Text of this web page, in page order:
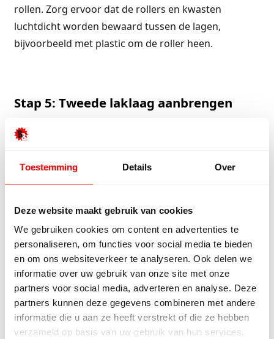
Toestemming Details Over
Deze website maakt gebruik van cookies
We gebruiken cookies om content en advertenties te
personaliseren, om functies voor social media te bieden
en om ons websiteverkeer te analyseren. Ook delen we
informatie over uw gebruik van onze site met onze
partners voor social media, adverteren en analyse. Deze
partners kunnen deze gegevens combineren met andere
informatie die u aan ze heeft verstrekt of die ze hebben
verzameld op basis van uw gebruik van hun services.
rollen. Zorg ervoor dat de rollers en kwasten
luchtdicht worden bewaard tussen de lagen,
bijvoorbeeld met plastic om de roller heen.
Stap 5: Tweede laklaag aanbrengen
Bij het aanbrengen van de tweede laklaag herhaal je
de stappen van de eerste laklaag (Stap 4).
deze tweede laag bij voorkeur ’s avonds aan, binnen
PU 7310 lak
Lak-emmer
Zeef
Beschermingsmiddelen
Rollers (10 cm, 25 cm, 50 cm).